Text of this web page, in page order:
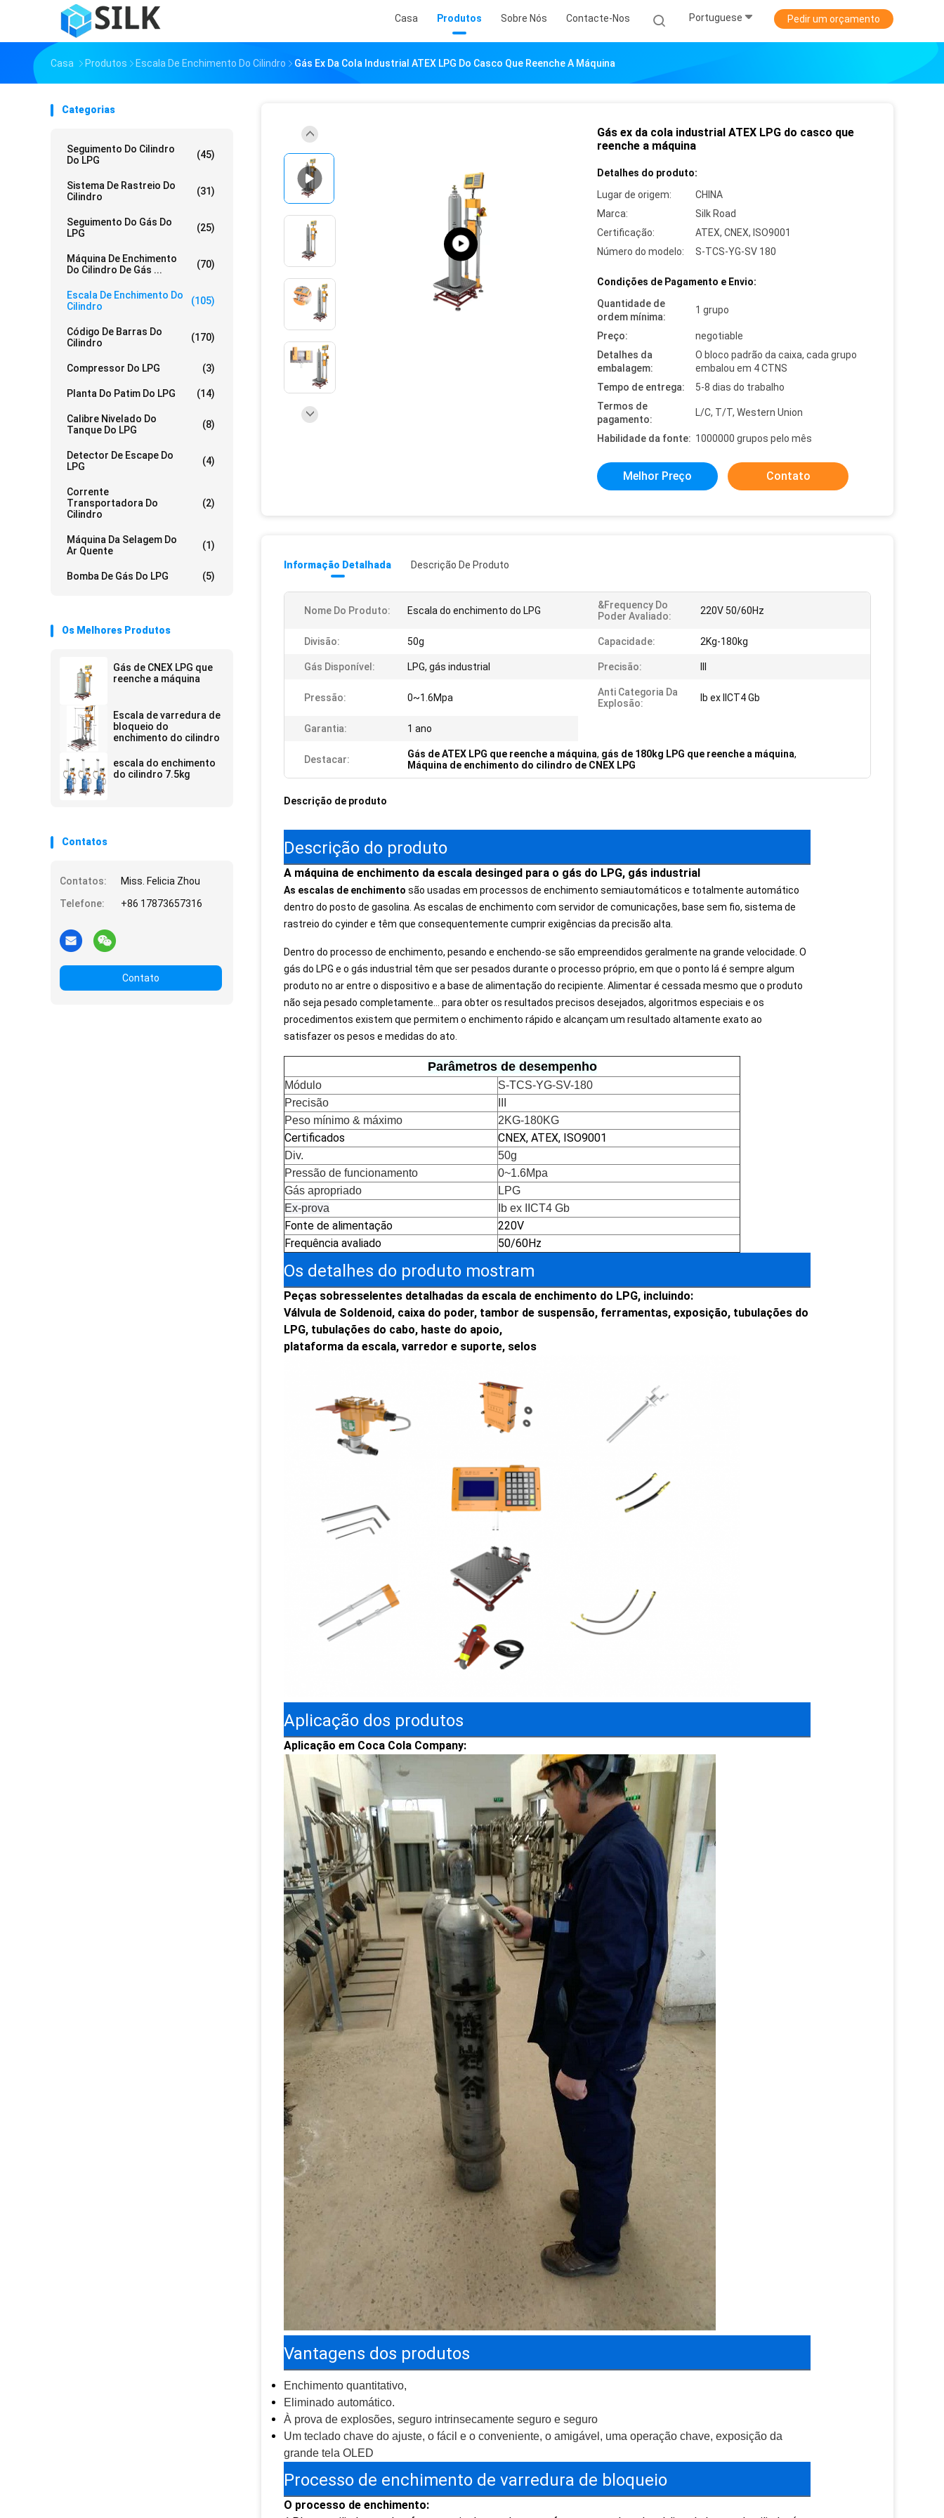
Casa Produtos Sobre Nós Contacte-Nos Portuguese Pedir um orçamento
Casa Produtos Escala De Enchimento Do Cilindro Gás Ex Da Cola Industrial ATEX LPG Do Casco Que Reenche A Máquina
Categorias
Seguimento Do Cilindro
Do LPG
(45)
Sistema De Rastreio Do
Cilindro
(31)
Seguimento Do Gás Do
LPG
(25)
Máquina De Enchimento
Do Cilindro De Gás ...
(70)
Escala De Enchimento Do
Cilindro
(105)
Código De Barras Do
Cilindro
(170)
Compressor Do LPG (3)
Planta Do Patim Do LPG (14)
Calibre Nivelado Do
Tanque Do LPG
(8)
Detector De Escape Do
LPG
(4)
Corrente
Transportadora Do
Cilindro
(2)
Máquina Da Selagem Do
Ar Quente
(1)
Bomba De Gás Do LPG (5)
Os Melhores Produtos
Gás de CNEX LPG que
reenche a máquina
Escala de varredura de
bloqueio do
enchimento do cilindro
escala do enchimento
do cilindro 7.5kg
Contatos
Contatos:
Miss. Felicia Zhou
Telefone:
+86 17873657316
Contato
Gás ex da cola industrial ATEX LPG do casco que
reenche a máquina
Detalhes do produto:
Lugar de origem:
CHINA
Marca:
Silk Road
Certificação:
ATEX, CNEX, ISO9001
Número do modelo:
S-TCS-YG-SV 180
Condições de Pagamento e Envio:
Quantidade de
ordem mínima:
1 grupo
Preço:
negotiable
Detalhes da
embalagem:
O bloco padrão da caixa, cada grupo
embalou em 4 CTNS
Tempo de entrega:
5-8 dias do trabalho
Termos de
pagamento:
L/C, T/T, Western Union
Habilidade da fonte: 1000000 grupos pelo mês
Melhor Preço Contato
Informação Detalhada Descrição De Produto
Nome Do Produto: Escala do enchimento do LPG
&Frequency Do
Poder Avaliado:
220V 50/60Hz
Divisão: 50g Capacidade: 2Kg-180kg
Gás Disponível: LPG, gás industrial Precisão:
Pressão: 0~1.6Mpa
Anti Categoria Da
Explosão:
Ib ex IICT4 Gb
Garantia: 1 ano
Destacar: Gás de ATEX LPG que reenche a máquina, gás de 180kg LPG que reenche a máquina,
Máquina de enchimento do cilindro de CNEX LPG
Descrição de produto
Descrição do produto
A máquina de enchimento da escala desinged para o gás do LPG, gás industrial
As escalas de enchimento são usadas em processos de enchimento semiautomáticos e totalmente automático
dentro do posto de gasolina. As escalas de enchimento com servidor de comunicações, base sem fio, sistema de
rastreio do cyinder e têm que consequentemente cumprir exigências da precisão alta.
Dentro do processo de enchimento, pesando e enchendo-se são empreendidos geralmente na grande velocidade. O
gás do LPG e o gás industrial têm que ser pesados durante o processo próprio, em que o ponto lá é sempre algum
produto no ar entre o dispositivo e a base de alimentação do recipiente. Alimentar é cessada mesmo que o produto
não seja pesado completamente… para obter os resultados precisos desejados, algoritmos especiais e os
procedimentos existem que permitem o enchimento rápido e alcançam um resultado altamente exato ao
satisfazer os pesos e medidas do ato.
Parâmetros de desempenho
Módulo
S-TCS-YG-SV-180
Precisão
Peso mínimo & máximo
2KG-180KG
Certificados CNEX, ATEX, ISO9001
Div.
50g
Pressão de funcionamento
0~1.6Mpa
Gás apropriado
LPG
Ex-prova
Ib ex IICT4 Gb
Fonte de alimentação
220V
Frequência avaliado
50/60Hz
Os detalhes do produto mostram
Peças sobresselentes detalhadas da escala de enchimento do LPG, incluindo:
Válvula de Soldenoid, caixa do poder, tambor de suspensão, ferramentas, exposição, tubulações do
LPG, tubulações do cabo, haste do apoio,
plataforma da escala, varredor e suporte, selos
Aplicação dos produtos
Aplicação em Coca Cola Company:
Vantagens dos produtos
Enchimento quantitativo,
Eliminado automático.
À prova de explosões, seguro intrinsecamente seguro e seguro
Um teclado chave do ajuste, o fácil e o conveniente, o amigável, uma operação chave, exposição da
grande tela OLED
Processo de enchimento de varredura de bloqueio
O processo de enchimento: